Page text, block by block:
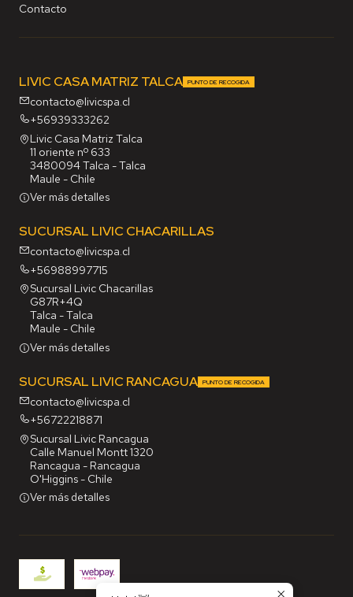
Contacto
LIVIC CASA MATRIZ TALCA PUNTO DE RECOGIDA
contacto@livicspa.cl
+56939333262
Livic Casa Matriz Talca
11 oriente nº 633
3480094 Talca - Talca
Maule - Chile
Ver más detalles
SUCURSAL LIVIC CHACARILLAS
contacto@livicspa.cl
+56988997715
Sucursal Livic Chacarillas
G87R+4Q
Talca - Talca
Maule - Chile
Ver más detalles
SUCURSAL LIVIC RANCAGUA PUNTO DE RECOGIDA
contacto@livicspa.cl
+56722218871
Sucursal Livic Rancagua
Calle Manuel Montt 1320
Rancagua - Rancagua
O'Higgins - Chile
Ver más detalles